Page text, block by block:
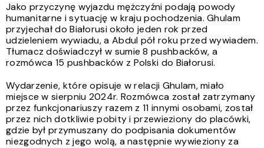
Jako przyczynę wyjazdu mężczyźni podają powody
humanitarne i sytuację w kraju pochodzenia. Ghulam
przyjechał do Białorusi około jeden rok przed
udzieleniem wywiadu, a Abdul pół roku przed wywiadem.
Tłumacz doświadczył w sumie 8 pushbacków, a
rozmówca 15 pushbacków z Polski do Białorusi.
Wydarzenie, które opisuje w relacji Ghulam, miało
miejsce w sierpniu 2024r. Rozmówca został zatrzymany
przez funkcjonariuszy razem z 11 innymi osobami, został
przez nich dotkliwie pobity i przewieziony do placówki,
gdzie był przymuszany do podpisania dokumentów
niezgodnych z jego wolą, a następnie wywieziony za